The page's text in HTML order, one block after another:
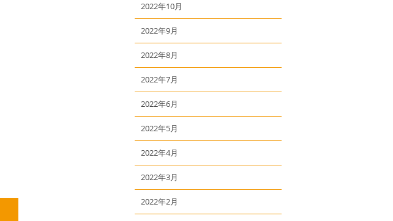
2022年10月
2022年9月
2022年8月
2022年7月
2022年6月
2022年5月
2022年4月
2022年3月
2022年2月